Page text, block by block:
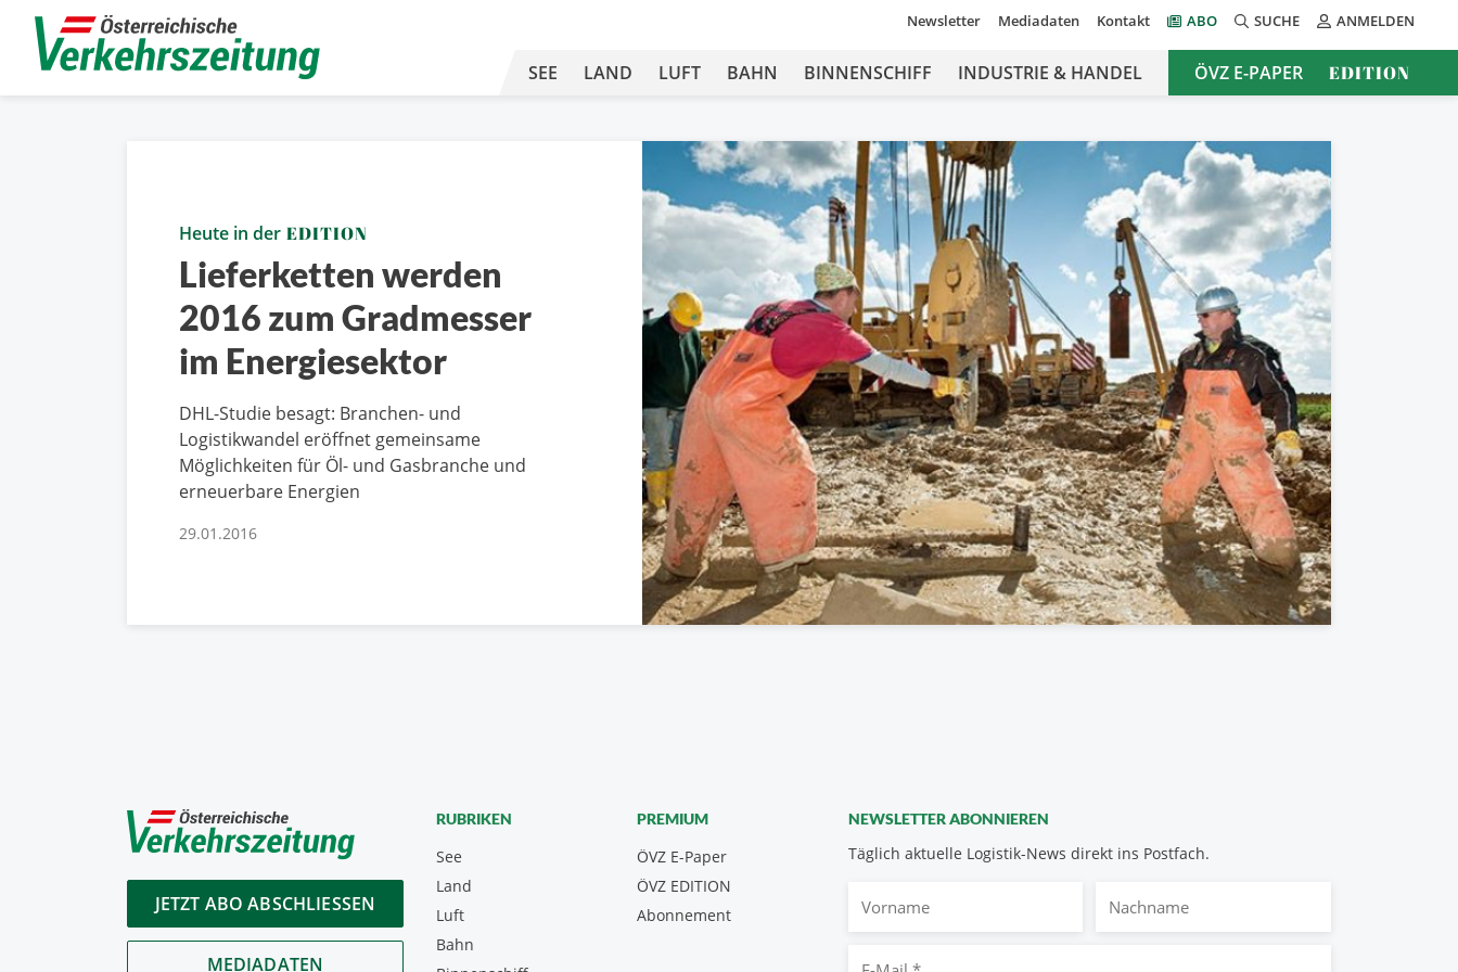
Newsletter Mediadaten Kontakt ABO SUCHE ANMELDEN
SEE LAND LUFT BAHN BINNENSCHIFF INDUSTRIE & HANDEL ÖVZ E-PAPER EDITION
Heute in der EDITION
Lieferketten werden
2016 zum Gradmesser
im Energiesektor
DHL-Studie besagt: Branchen- und
Logistikwandel eröffnet gemeinsame
Möglichkeiten für Öl- und Gasbranche und
erneuerbare Energien
29.01.2016
JETZT ABO ABSCHLIESSEN
MEDIADATEN
NEWSLETTER ABONNIEREN
Täglich aktuelle Logistik-News direkt ins Postfach.
RUBRIKEN
See
Land
Luft
Bahn
PREMIUM
ÖVZ E-Paper
Abonnement
ÖVZ EDITION